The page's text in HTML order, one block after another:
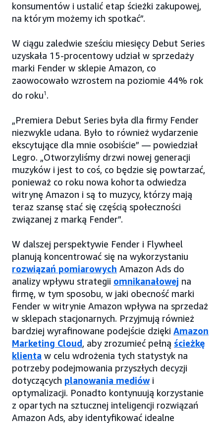
konsumentów i ustalić etap ścieżki zakupowej,
na którym możemy ich spotkać”.
W ciągu zaledwie sześciu miesięcy Debut Series
uzyskała 15-procentowy udział w sprzedaży
marki Fender w sklepie Amazon, co
zaowocowało wzrostem na poziomie 44% rok
do roku1 .
„Premiera Debut Series była dla firmy Fender
niezwykle udana. Było to również wydarzenie
ekscytujące dla mnie osobiście” — powiedział
Legro. „Otworzyliśmy drzwi nowej generacji
muzyków i jest to coś, co będzie się powtarzać,
ponieważ co roku nowa kohorta odwiedza
witrynę Amazon i są to muzycy, którzy mają
teraz szansę stać się częścią społeczności
związanej z marką Fender”.
W dalszej perspektywie Fender i Flywheel
planują koncentrować się na wykorzystaniu
rozwiązań pomiarowych Amazon Ads do
analizy wpływu strategii omnikanałowej na
firmę, w tym sposobu, w jaki obecność marki
Fender w witrynie Amazon wpływa na sprzedaż
w sklepach stacjonarnych. Przyjmują również
bardziej wyrafinowane podejście dzięki Amazon
Marketing Cloud, aby zrozumieć pełną ścieżkę
klienta w celu wdrożenia tych statystyk na
potrzeby podejmowania przyszłych decyzji
dotyczących planowania mediówi
optymalizacji. Ponadto kontynuują korzystanie
z opartych na sztucznej inteligencji rozwiązań
Amazon Ads, aby identyfikować idealne